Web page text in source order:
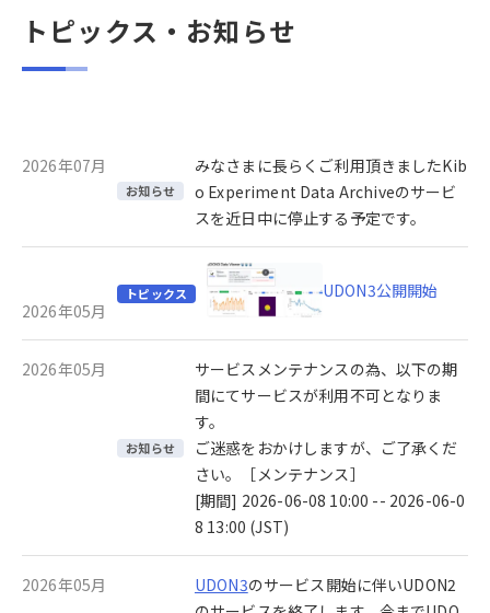
トピックス・お知らせ
2026年07月
お知らせ
みなさまに長らくご利用頂きましたKib
o Experiment Data Archiveのサービ
スを近日中に停止する予定です。
2026年05月
トピックス UDON3公開開始
2026年05月
お知らせ
サービスメンテナンスの為、以下の期
間にてサービスが利用不可となりま
す。
ご迷惑をおかけしますが、ご了承くだ
さい。［メンテナンス］
[期間] 2026-06-08 10:00 -- 2026-06-0
8 13:00 (JST)
2026年05月 UDON3のサービス開始に伴いUDON2